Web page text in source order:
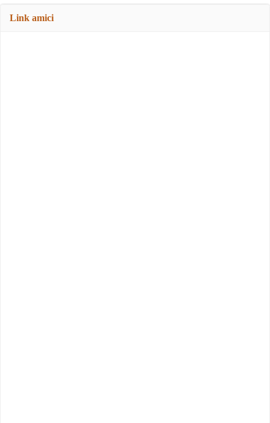
Link amici